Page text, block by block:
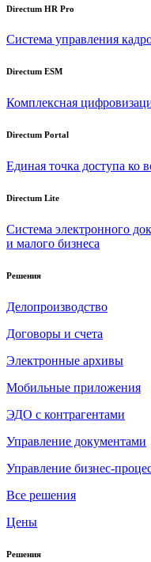
Directum HR Pro
Система управления
Directum ESM
Комплексная
Directum Portal
Единая точка доступа ко
Directum Lite
Система электронного
и малого бизнеса
Решения
Делопроизводство
Договоры и счета
Электронные архивы
Мобильные приложения
ЭДО с контрагентами
Управление документами
Управление бизнес-
Все решения
Цены
Решения